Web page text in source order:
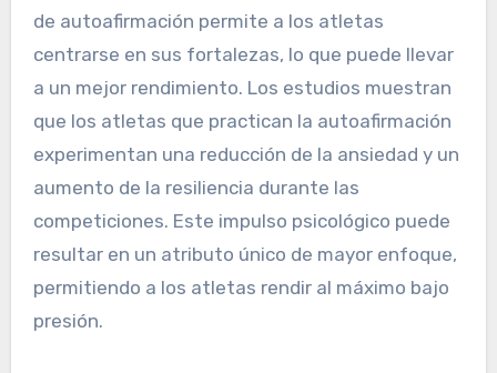
de autoafirmación permite a los atletas
centrarse en sus fortalezas, lo que puede llevar
a un mejor rendimiento. Los estudios muestran
que los atletas que practican la autoafirmación
experimentan una reducción de la ansiedad y un
aumento de la resiliencia durante las
competiciones. Este impulso psicológico puede
resultar en un atributo único de mayor enfoque,
permitiendo a los atletas rendir al máximo bajo
presión.